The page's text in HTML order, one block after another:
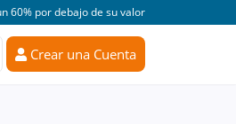
60% por debajo de su valor
Crear una Cuenta